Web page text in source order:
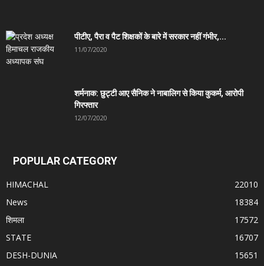
पीटीए, पैरा व पैट शिक्षकों के बारे में सरकार नहीं गंभीर,...
11/07/2020
शर्मनाक: छुट्टी आए सैनिक ने नाबालिग से किया कुकर्म, आरोपी
गिरफ्तार
12/07/2020
POPULAR CATEGORY
HIMACHAL
22010
News
18384
शिमला
17572
STATE
16707
DESH-DUNIA
15651